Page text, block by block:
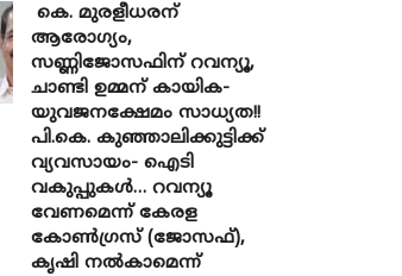
കെ. മുരളീധരന്
ആരോഗ്യം,
സണ്ണിജോസഫിന് റവന്യൂ,
ചാണ്ടി ഉമ്മന് കായിക-
യുവജനക്ഷേമം സാധ്യത!!
പി.കെ. കുഞ്ഞാലിക്കുട്ടിക്ക്
വ്യവസായം- ഐടി
വകുപ്പുകൾ… റവന്യൂ
വേണമെന്ന് കേരള
കോൺഗ്രസ് (ജോസഫ്),
കൃഷി നൽകാമെന്ന്